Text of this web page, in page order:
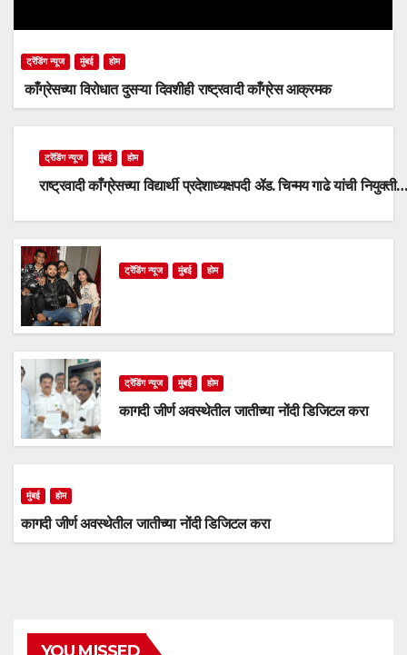
ट्रेंडिंग न्यूज मुंबई होम
काँग्रेसच्या विरोधात दुसऱ्या दिवशीही राष्ट्रवादी काँग्रेस आक्रमक
ट्रेंडिंग न्यूज मुंबई होम
राष्ट्रवादी काँग्रेसच्या विद्यार्थी प्रदेशाध्यक्षपदी ॲड. चिन्मय गाढे यांची नियुक्ती…
ट्रेंडिंग न्यूज मुंबई होम
ट्रेंडिंग न्यूज मुंबई होम
कागदी जीर्ण अवस्थेतील जातीच्या नोंदी डिजिटल करा
मुंबई होम
कागदी जीर्ण अवस्थेतील जातीच्या नोंदी डिजिटल करा